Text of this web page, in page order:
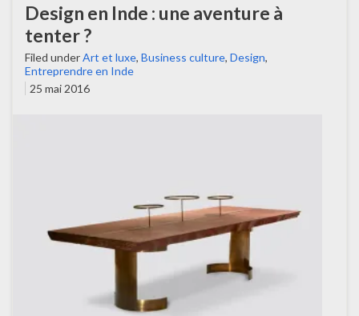
Design en Inde : une aventure à
tenter ?
Filed underArt et luxe, Business culture, Design,
Entreprendre en Inde
25 mai 2016